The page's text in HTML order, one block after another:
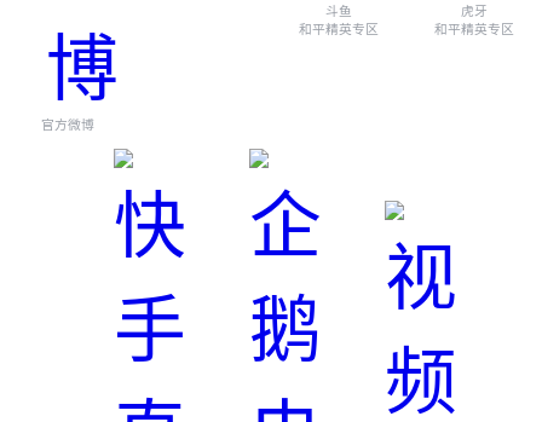
官方微博
斗鱼
和平精英专区
虎牙
和平精英专区